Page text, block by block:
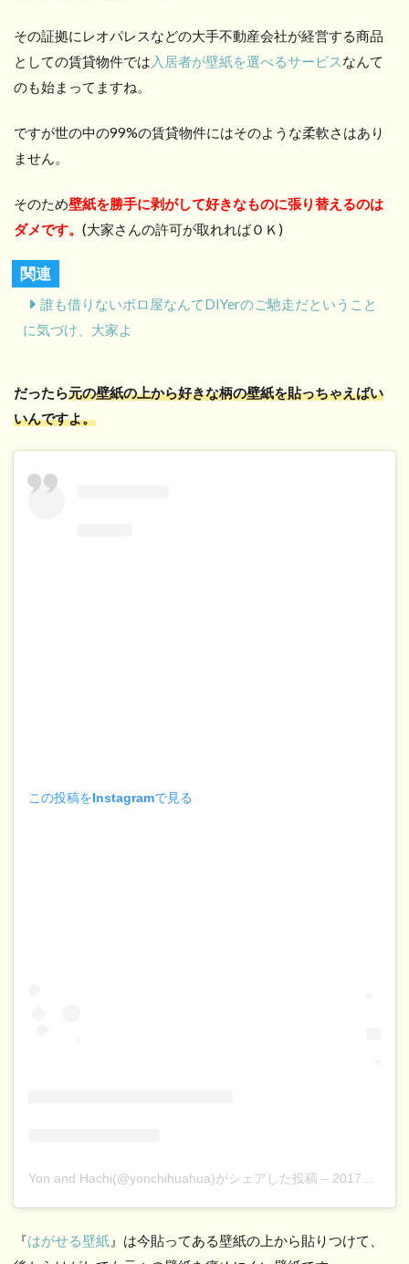
その証拠にレオパレスなどの大手不動産会社が経営する商品
としての賃貸物件では 入居者が壁紙を選べるサービスなんて
のも始まってますね。
ですが世の中の99%の賃貸物件にはそのような柔軟さはあり
ません。
そのため壁紙を勝手に剥がして好きなものに張り替えるのは
ダメです。 (大家さんの許可が取れればＯＫ)
関連
誰も借りないボロ屋なんてDIYerのご馳走だということ
に気づけ、大家よ
だったら元の壁紙の上から好きな柄の壁紙を貼っちゃえばい
いんですよ。
この投稿をInstagramで見る
Yon and Hachi(@yonchihuahua)がシェアした投稿 – 2017年 6月月27日午後6時38分PDT
『はがせる壁紙 』は今貼ってある壁紙の上から貼りつけて、